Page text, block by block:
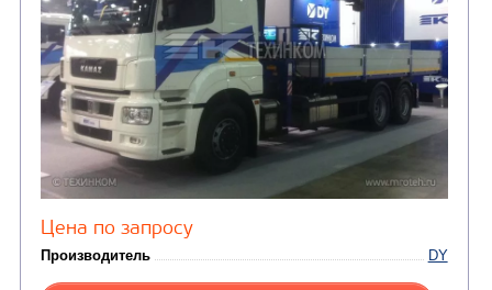
СЕДЕЛЬНЫЙ ТЯГАЧ КАМАЗ 5490